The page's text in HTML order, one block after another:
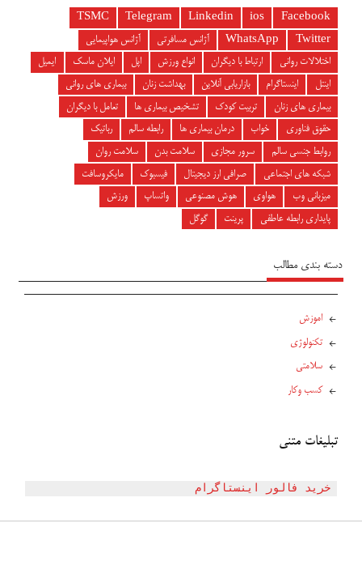
Facebook
ios
Linkedin
Telegram
TSMC
Twitter
WhatsApp آژانس مسافرتی
آژانس هواپیمایی
اختلالات روانی
ارتباط با دیگران انواع ورزش اپل ایلان ماسک
ایمیل
اینتل
اینستاگرام بازاریابی آنلاین بهداشت زنان
بیماری های روانی
بیماری های زنان
تربیت کودک تشخیص بیماری ها
تعامل با دیگران
حقوق فناوری
خواب درمان بیماری ها رابطه سالم
رباتیک
روابط جنسی سالم
سرور مجازی سلامت بدن
سلامت روان
شبکه های اجتماعی
صرافی ارز دیجیتال فیسبوک
مایکروسافت
میزبانی وب
هواوی هوش مصنوعی واتساپ
ورزش
پایداری رابطه عاطفی
پرینت گوگل
دسته بندی مطالب
اموزش
تکنولوژی
سلامتی
کسب وکار
تبلیغات متنی
خرید فالور اینستاگرام